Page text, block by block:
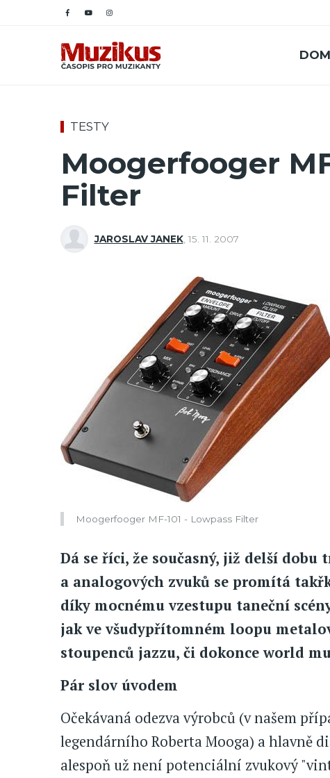
TESTY
Moogerfooger
Filter
JAROSLAV JANEK, 15. 11. 2007
Moogerfooger MF-101 - Lowpass Filter
Dá se říci, že současný, již delší
a analogových zvuků se promítá
díky mocnému vzestupu taneční
jak ve všudypřítomném loopu
stoupenců jazzu, či dokonce world
Pár slov úvodem
Očekávaná odezva výrobců (v našem
legendárního Roberta Mooga) a hlavně
alespoň už není potenciální zvukový